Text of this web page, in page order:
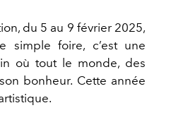
du 5 au 9 février 2025,
simple foire, c’est une
où tout le monde, des
bonheur. Cette année